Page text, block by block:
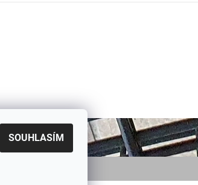
SOUHLASÍM